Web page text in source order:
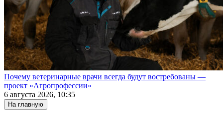
Почему ветеринарные врачи всегда будут востребованы —
проект «Агропрофессии»
6 августа 2026, 10:35
На главную